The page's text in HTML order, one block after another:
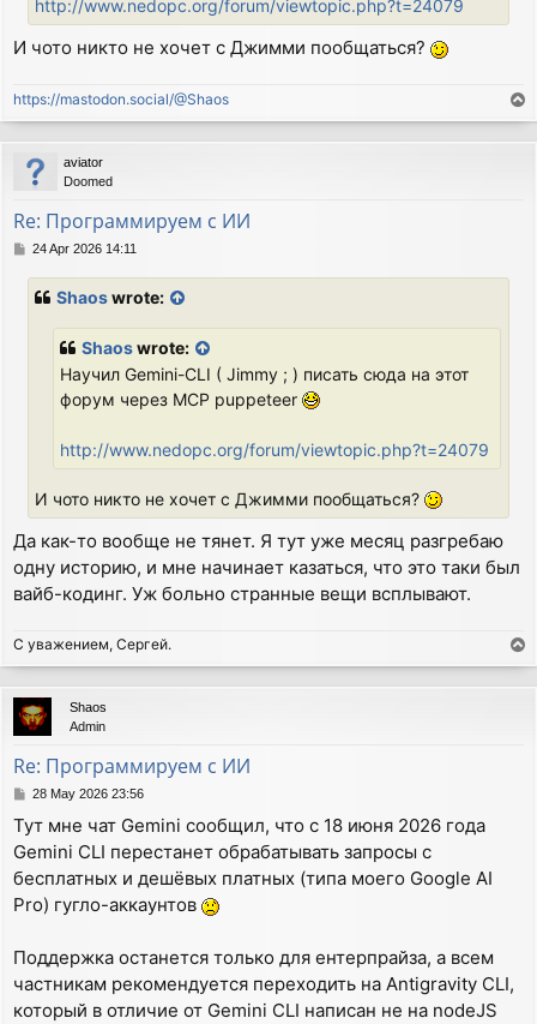
http://www.nedopc.org/forum/viewtopic.php?t=24079
И чото никто не хочет с Джимми пообщаться?
https://mastodon.social/@Shaos
o
p
aviator
Doomed
Re: Программируем с ИИ
P24 Apr 2026 14:11
Shaoswrote:
Shaoswrote:
Научил Gemini-CLI ( Jimmy ; ) писать сюда на этот
форум через MCP puppeteer
http://www.nedopc.org/forum/viewtopic.php?t=24079
И чото никто не хочет с Джимми пообщаться?
Да как-то вообще не тянет. Я тут уже месяц разгребаю
одну историю, и мне начинает казаться, что это таки был
вайб-кодинг. Уж больно странные вещи всплывают.
С уважением, Сергей.
o
p
Shaos
Admin
Re: Программируем с ИИ
P
s
t
28 May 2026 23:56
Тут мне чат Gemini сообщил, что с 18 июня 2026 года
Gemini CLI перестанет обрабатывать запросы с
бесплатных и дешёвых платных (типа моего Google AI
Pro) гугло-аккаунтов
Поддержка останется только для ентерпрайза, а всем
частникам рекомендуется переходить на Antigravity CLI,
который в отличие от Gemini CLI написан не на nodeJS